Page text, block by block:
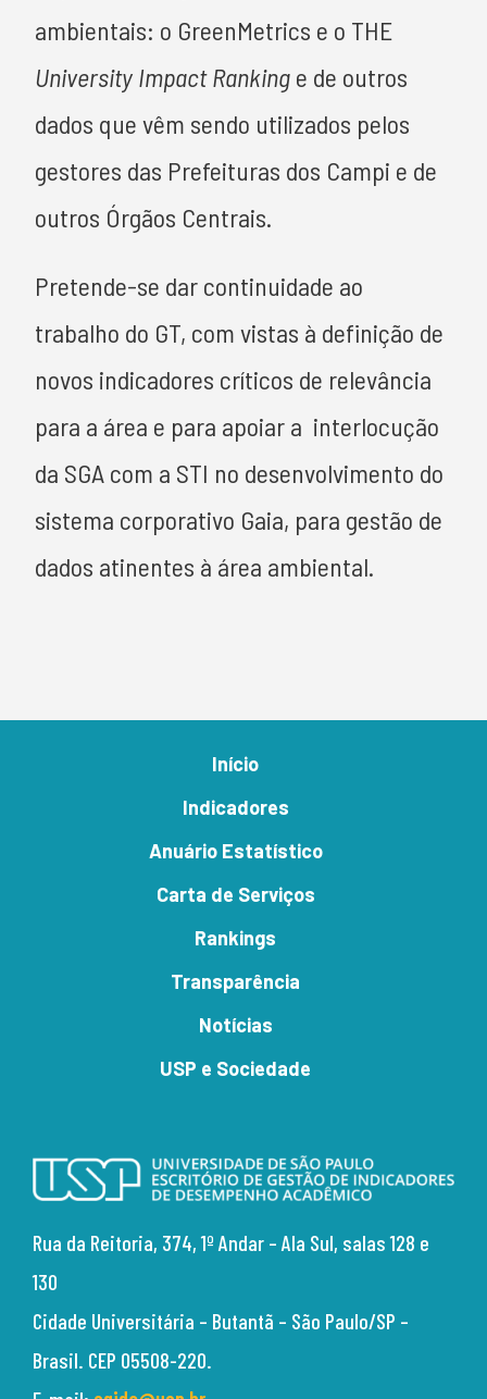
ambientais: o GreenMetrics e o THE
University Impact Ranking e de outros
dados que vêm sendo utilizados pelos
gestores das Prefeituras dos Campi e de
outros Órgãos Centrais.
Pretende-se dar continuidade ao
trabalho do GT, com vistas à definição de
novos indicadores críticos de relevância
para a área e para apoiar a interlocução
da SGA com a STI no desenvolvimento do
sistema corporativo Gaia, para gestão de
dados atinentes à área ambiental.
Início
Indicadores
Anuário Estatístico
Carta de Serviços
Rankings
Transparência
Notícias
USP e Sociedade
Rua da Reitoria, 374,1º Andar – Ala Sul, salas 128 e
130
Cidade Universitária – Butantã – São Paulo/SP –
Brasil. CEP 05508-220.